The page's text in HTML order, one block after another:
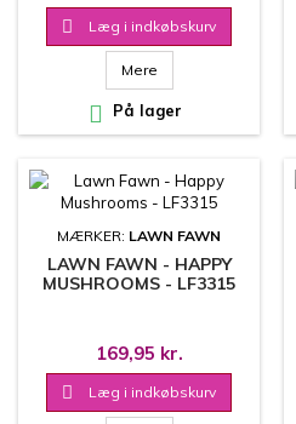
 Læg i indkøbskurv
Mere
 På lager
MÆRKER: LAWN FAWN
LAWN FAWN - HAPPY
MUSHROOMS - LF3315
169,95 kr.
 Læg i indkøbskurv